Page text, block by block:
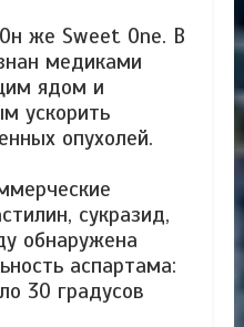
же Sweet One. В
медиками
ядом и
ускорить
опухолей.
сукразид,
обнаружена
аспартама:
30 градусов